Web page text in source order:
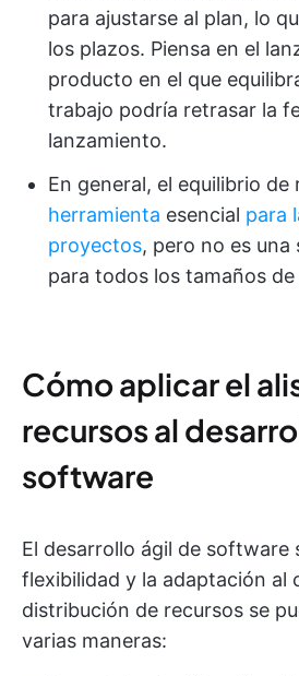
para ajustarse al plan, lo
los plazos. Piensa en el
producto en el que
trabajo podría retrasar la
lanzamiento.
En general, el equilibrio de
herramienta esencial para
proyectos, pero no es una
para todos los tamaños
Cómo aplicar el
recursos al
software
El desarrollo ágil de software
flexibilidad y la adaptación al
distribución de recursos se
varias maneras: